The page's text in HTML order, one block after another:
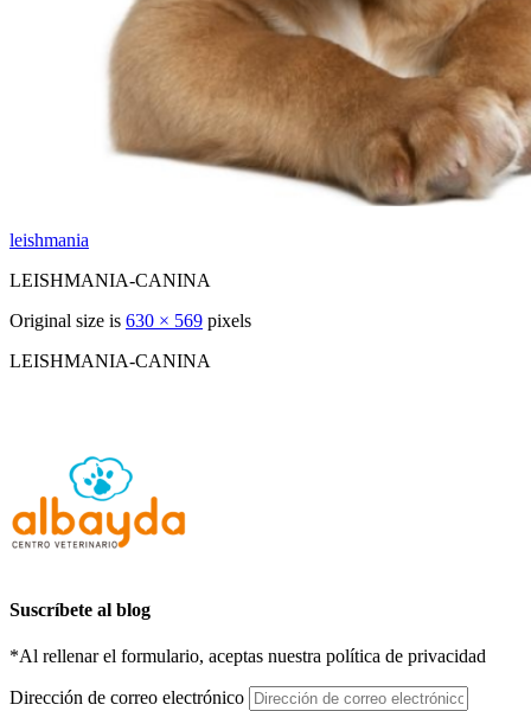
leishmania
LEISHMANIA-CANINA
Original size is 630 × 569 pixels
LEISHMANIA-CANINA
Suscríbete al blog
*Al rellenar el formulario, aceptas nuestra política de privacidad
Dirección de correo electrónico